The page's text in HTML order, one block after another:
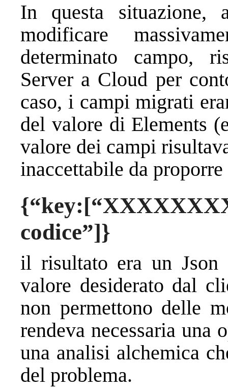
In questa situazione,
modificare
determinato campo,
Server a Cloud per
caso, i campi migrati
del valore di Elements
valore dei campi
inaccettabile da
codice”]}
il risultato era un Json
valore desiderato dal
non permettono delle
rendeva necessaria una
una analisi alchemica
del problema.